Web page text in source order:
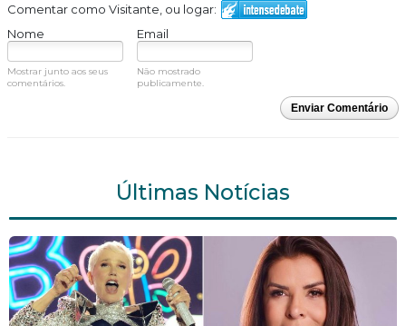
Comentar como Visitante, ou logar:
Nome
Email
Mostrar junto aos seus
comentários.
Não mostrado
publicamente.
Enviar Comentário
Últimas Notícias